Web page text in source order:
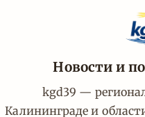
Новости и
kgd39 —
Калининграде и